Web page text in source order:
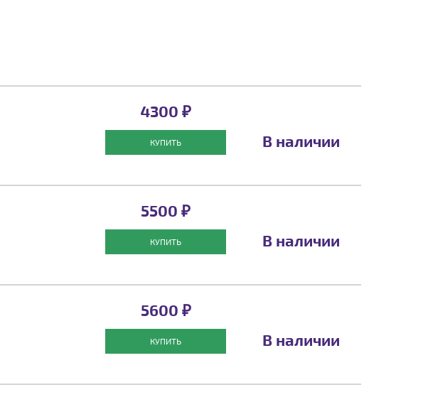
4300 ₽
КУПИТЬ В наличии
5500 ₽
КУПИТЬ В наличии
5600 ₽
КУПИТЬ В наличии